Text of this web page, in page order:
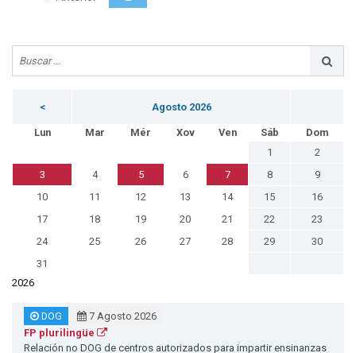
< Agosto 2026
Lun Mar Mér Xov Ven Sáb
Dom
1
2
3
4 5 6 7 8
9
10
11 12 13 14 15
16
17
18 19 20 21 22
23
24
25 26 27 28 29
30
31
2026
DOG
7 Agosto 2026
FP plurilingüe
Relación no DOG de centros autorizados para impartir ensinanzas